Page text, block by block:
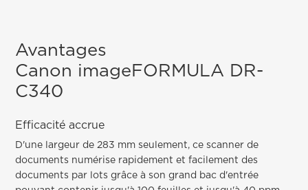
Avantages
Canon imageFORMULA DR-
C340
Efficacité accrue
D'une largeur de 283 mm seulement, ce scanner de
documents numérise rapidement et facilement des
documents par lots grâce à son grand bac d'entrée